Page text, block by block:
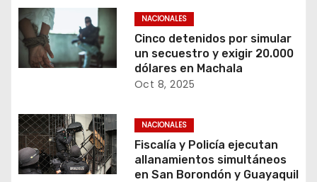
NACIONALES
Cinco detenidos por simular
un secuestro y exigir 20.000
dólares en Machala
Oct 8, 2025
NACIONALES
Fiscalía y Policía ejecutan
allanamientos simultáneos
en San Borondón y Guayaquil